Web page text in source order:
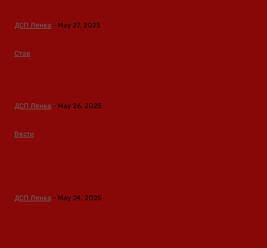
ДСП Ленка - May 27, 2025
Став
ДСП Ленка - May 26, 2025
Вести
ДСП Ленка - May 24, 2025